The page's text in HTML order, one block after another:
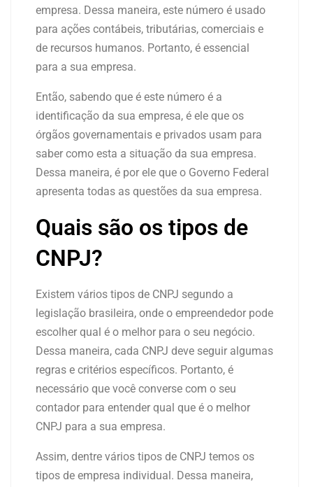
empresa. Dessa maneira, este número é usado
para ações contábeis, tributárias, comerciais e
de recursos humanos. Portanto, é essencial
para a sua empresa.
Então, sabendo que é este número é a
identificação da sua empresa, é ele que os
órgãos governamentais e privados usam para
saber como esta a situação da sua empresa.
Dessa maneira, é por ele que o Governo Federal
apresenta todas as questões da sua empresa.
Quais são os tipos de
CNPJ?
Existem vários tipos de CNPJ segundo a
legislação brasileira, onde o empreendedor pode
escolher qual é o melhor para o seu negócio.
Dessa maneira, cada CNPJ deve seguir algumas
regras e critérios específicos. Portanto, é
necessário que você converse com o seu
contador para entender qual que é o melhor
CNPJ para a sua empresa.
Assim, dentre vários tipos de CNPJ temos os
tipos de empresa individual. Dessa maneira,